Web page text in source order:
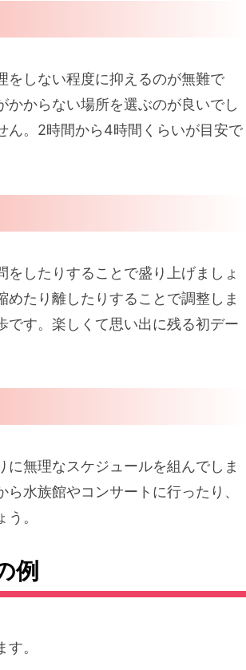
をしない程度に抑えるのが無難で
からない場所を選ぶのが良いでし
ん。2時間から4時間くらいが目安で
したりすることで盛り上げましょ
たり離したりすることで調整しま
です。楽しくて思い出に残る初デー
無理なスケジュールを組んでしま
水族館やコンサートに行ったり、
。
例
。